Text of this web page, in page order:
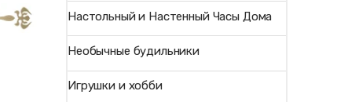
Настольный и Настенный Часы Дома
Необычные будильники
Игрушки и хобби